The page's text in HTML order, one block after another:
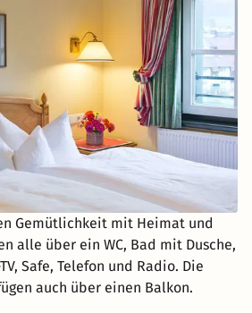
Gemütlichkeit mit Heimat und
alle über ein WC, Bad mit Dusche,
Safe, Telefon und Radio. Die
auch über einen Balkon.